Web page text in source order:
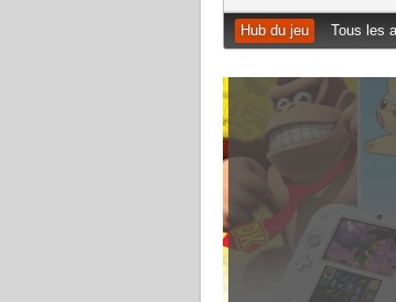
Hub du jeu Tous les